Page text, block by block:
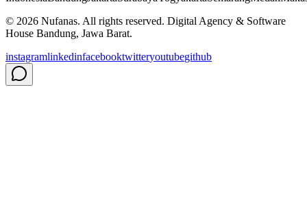
© 2026 Nufanas. All rights reserved. Digital Agency & Software
House Bandung, Jawa Barat.
instagramlinkedinfacebooktwitteryoutubegithub